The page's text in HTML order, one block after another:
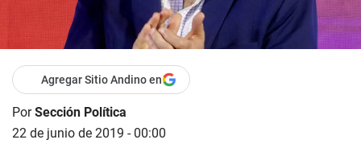
Agregar Sitio Andino en
PorSección Política
22 de junio de 2019 - 00:00